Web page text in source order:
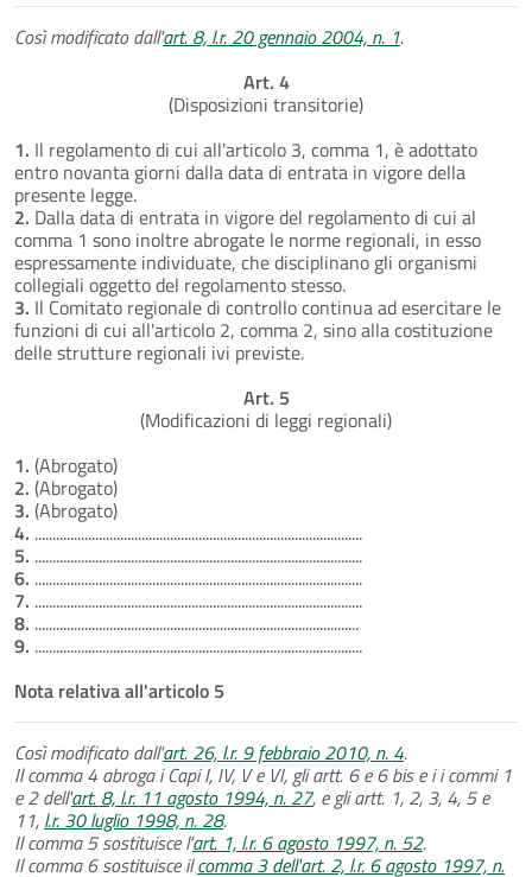
Così modificato dall'art. 8, l.r. 20 gennaio 2004, n. 1.
Art. 4
(Disposizioni transitorie)
1. Il regolamento di cui all'articolo 3, comma 1, è adottato
entro novanta giorni dalla data di entrata in vigore della
presente legge.
2. Dalla data di entrata in vigore del regolamento di cui al
comma 1 sono inoltre abrogate le norme regionali, in esso
espressamente individuate, che disciplinano gli organismi
collegiali oggetto del regolamento stesso.
3. Il Comitato regionale di controllo continua ad esercitare le
funzioni di cui all'articolo 2, comma 2, sino alla costituzione
delle strutture regionali ivi previste.
Art. 5
(Modificazioni di leggi regionali)
1. (Abrogato)
2. (Abrogato)
3. (Abrogato)
4. ............................................................................................
5. ............................................................................................
6. ............................................................................................
7. ............................................................................................
8. ...........................................................................................
9. ............................................................................................
Nota relativa all'articolo 5
Così modificato dall'art. 26, l.r. 9 febbraio 2010, n. 4.
Il comma 4 abroga i Capi I, IV, V e VI, gli artt. 6 e 6 bis e i i commi 1
e 2 dell'art. 8, l.r. 11 agosto 1994, n. 27, e gli artt. 1, 2, 3, 4, 5 e
11, l.r. 30 luglio 1998, n. 28.
Il comma 5 sostituisce l'art. 1, l.r. 6 agosto 1997, n. 52.
Il comma 6 sostituisce ilcomma 3 dell'art. 2, l.r. 6 agosto 1997, n.